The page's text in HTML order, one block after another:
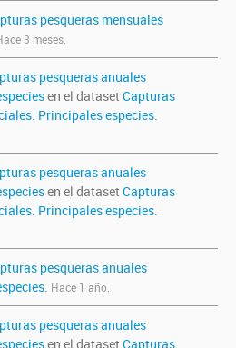
pesqueras mensuales
3 meses.
pesqueras anuales
en el dataset Capturas
Principales especies.
pesqueras anuales
en el dataset Capturas
Principales especies.
pesqueras anuales
. Hace 1 año.
pesqueras anuales
en el dataset Capturas